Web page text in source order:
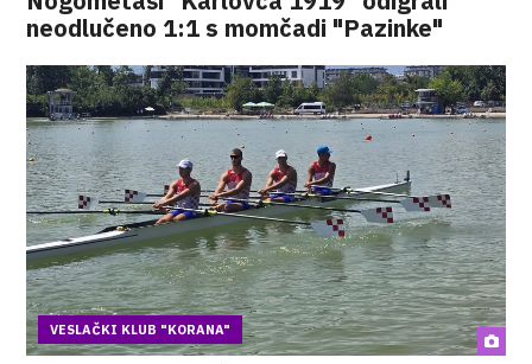
neodlučeno 1:1 s momčadi "Pazinke"
VESLAČKI KLUB "KORANA"